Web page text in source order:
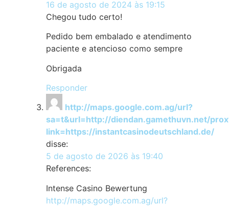
16 de agosto de 2024 às 19:15
Chegou tudo certo!
Pedido bem embalado e atendimento
paciente e atencioso como sempre
Obrigada
Responder
http://maps.google.com.ag/url?
sa=t&url=http://diendan.gamethuvn.net/
link=https://instantcasinodeutschland.de/
disse:
5 de agosto de 2026 às 19:40
References:
Intense Casino Bewertung
http://maps.google.com.ag/url?